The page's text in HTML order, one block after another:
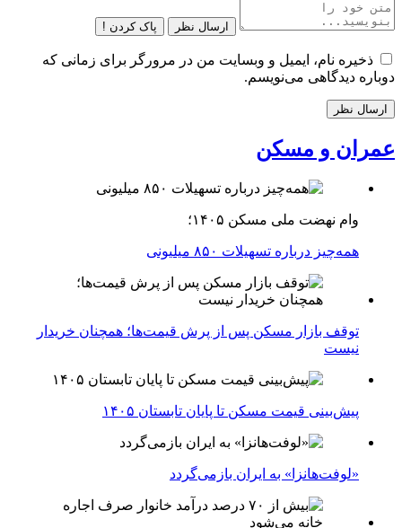
ارسال نظر پاک کردن !
ذخیره نام، ایمیل و وبسایت من در مرورگر برای زمانی که
دوباره دیدگاهی می‌نویسم.
عمران و مسکن
وام نهضت ملی مسکن ۱۴۰۵؛
همه‌چیز درباره تسهیلات ۸۵۰ میلیونی
توقف بازار مسکن پس از پرش قیمت‌ها؛ همچنان خریدار
نیست
پیش‌بینی قیمت مسکن تا پایان تابستان ۱۴۰۵
«لوفت‌هانزا» به ایران بازمی‌گردد